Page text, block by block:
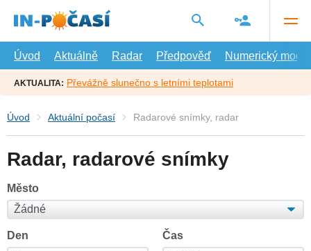
hlavní
Úvod
Aktuálně Radar Předpověď Numerický model
AKTUALITA: Převážně slunečno s letními teplotami
Úvod Aktuální počasí Radarové snímky, radar
Radar, radarové snímky
Město
Den Čas